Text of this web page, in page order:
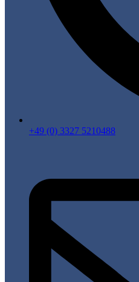
+49 (0) 3327 5210488